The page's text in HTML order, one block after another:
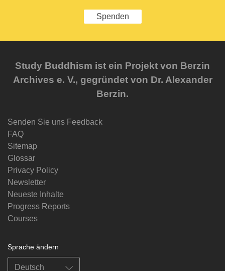
Spenden
Study Buddhism ist ein Projekt von Berzin
Archives e. V., gegründet von Dr. Alexander
Berzin.
Senden Sie uns Feedback
FAQ
Sitemap
Glossar
Privacy Policy
Newsletter
Neueste Inhalte
Progress Reports
Courses
Sprache ändern